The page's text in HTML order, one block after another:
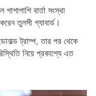
বার্তা সংস্থা
তুলসী গ্যাবার্ড।
ট্রাম্প, তার পর থেকে
নিয়ে প্রকাশ্যে এত